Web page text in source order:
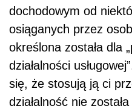
dochodowym od
osiąganych przez
określona została dla
działalności
się, że stosują ją ci
działalność nie